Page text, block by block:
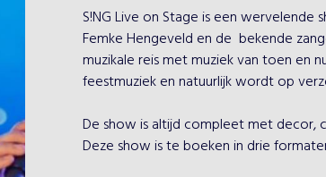
S!NG Live on Stage is een
Femke Hengeveld en de  bekende
muzikale reis met muziek van toen en
feestmuziek en natuurlijk wordt op
De show is altijd compleet met decor,
Deze show is te boeken in drie